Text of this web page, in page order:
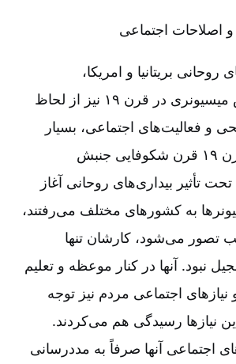
اصلاحات اجتماعی
روحانی بریتانیا و امریكا،
فعالیت‌‌های جنبش میسیونری در قرن ۱۹ نیز از لحاظ
و فعالیت‌‌های اجتماعی، بسیار
روشنگر است. قرن ۱۹ قرن شكوفایی جنبش
تأثیر بیداری‌‌های روحانی آغاز
به كشورهای مختلف می‌‌رفتند،
تصور می‌‌شود، کارشان تنها
نبود. آنها در كنار موعظه و تعلیم
اجتماعی مردم نیز توجه
نیازها رسیدگی هم می‌‌كردند.
اجتماعی آنها صرفاً به مددرسانی